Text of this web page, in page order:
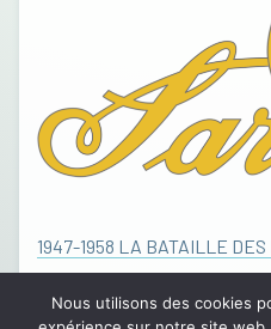
1947-1958 LA BATAILLE DES
Nous utilisons des cookies